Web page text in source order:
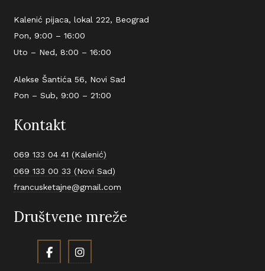
Kalenić pijaca, lokal 222, Beograd
Pon, 9:00 – 16:00
Uto – Ned, 8:00 – 16:00
Alekse Šantića 56, Novi Sad
Pon – Sub, 9:00 – 21:00
Kontakt
069 133 04 41 (Kalenić)
069 133 00 33 (Novi Sad)
francusketajne@gmail.com
Društvene mreže